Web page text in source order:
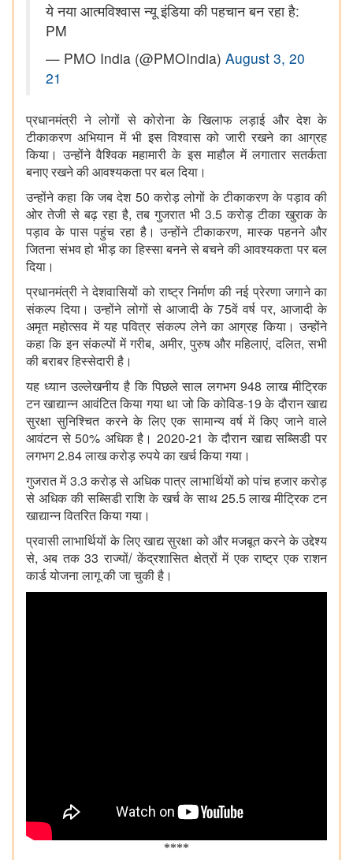
ये नया आत्मविश्वास न्यू इंडिया की पहचान बन रहा है:
PM
— PMO India (@PMOIndia) August 3, 20
21
प्रधानमंत्री ने लोगों से कोरोना के खिलाफ लड़ाई और देश के
टीकाकरण अभियान में भी इस विश्वास को जारी रखने का आग्रह
किया। उन्होंने वैश्विक महामारी के इस माहौल में लगातार सतर्कता
बनाए रखने की आवश्यकता पर बल दिया।
उन्होंने कहा कि जब देश 50 करोड़ लोगों के टीकाकरण के पड़ाव की
ओर तेजी से बढ़ रहा है,तब गुजरात भी 3.5 करोड़ टीका खुराक के
पड़ाव के पास पहुंच रहा है। उन्होंने टीकाकरण,मास्क पहनने और
जितना संभव हो भीड़ का हिस्सा बनने से बचने की आवश्यकता पर बल
दिया।
प्रधानमंत्री ने देशवासियों को राष्ट्र निर्माण की नई प्रेरणा जगाने का
संकल्प दिया। उन्होंने लोगों से आजादी के75वें वर्ष पर, आजादी के
अमृत महोत्सव में यह पवित्र संकल्प लेने का आग्रह किया। उन्होंने
कहा कि इन संकल्पों में गरीब, अमीर,पुरुष और महिलाएं,दलित,सभी
की बराबर हिस्सेदारी है।
यह ध्यान उल्लेखनीय है कि पिछले साल लगभग948 लाख मीट्रिक
टन खाद्यान्न आवंटित किया गया था जो कि कोविड-19के दौरान खाद्य
सुरक्षा सुनिश्चित करने के लिए एक सामान्य वर्ष में किए जाने वाले
आवंटन से50% अधिक है।2020-21 के दौरान खाद्य सब्सिडी पर
लगभग2.84लाख करोड़ रुपये का खर्च किया गया।
गुजरात में3.3करोड़ से अधिक पात्र लाभार्थियों को पांच हजार करोड़
से अधिक की सब्सिडी राशि के खर्च के साथ 25.5लाख मीट्रिक टन
खाद्यान्न वितरित किया गया।
प्रवासी लाभार्थियों के लिए खाद्य सुरक्षा को और मजबूत करने के उद्देश्य
से,अब तक33 राज्यों/ केंद्रशासित क्षेत्रों में एक राष्ट्र एक राशन
कार्ड योजना लागू की जा चुकी है।
****